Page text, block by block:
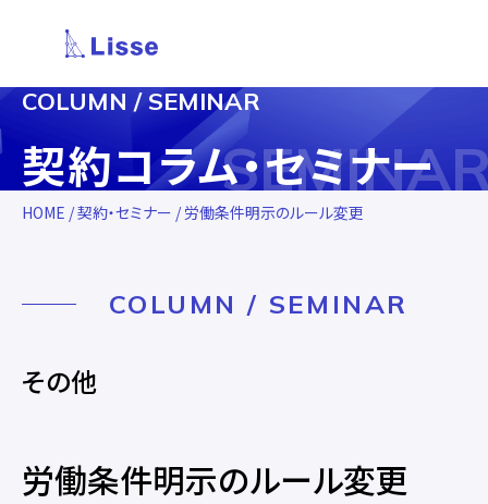
COLUMN / SEMINAR
契約コラム・セミナー
HOME /契約・セミナー / 労働条件明示のルール変更
COLUMN / SEMINAR
その他
労働条件明示のルール変更